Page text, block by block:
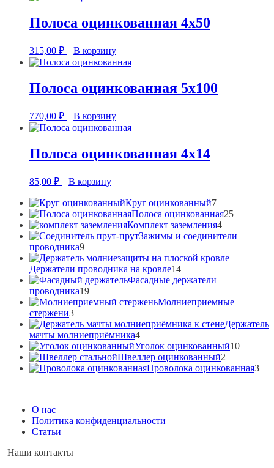
Полоса оцинкованная 4х50
315,00 ₽ В корзину
Полоса оцинкованная 5х100
770,00 ₽ В корзину
Полоса оцинкованная 4х14
85,00 ₽ В корзину
Круг оцинкованный77
товаров
Полоса оцинкованная2525
Комплект заземления44
товара
Зажимы и соединители
проводника99
товаров
Держатели проводника на кровле1414
товаров
Фасадные держатели
проводника1919
товаров
Молниеприемные
стержени33
товара
Держатель
мачты молниеприёмника44
товара
Уголок оцинкованный1010
Швеллер оцинкованный2
товара
Проволока оцинкованная33
наверх
О нас
Политика конфиденциальности
Статьи
Наши контакты